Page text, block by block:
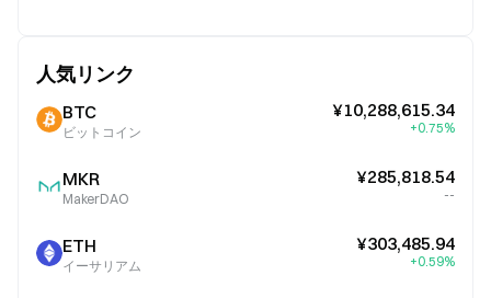
人気リンク
BTC
ビットコイン
¥10,288,615.34
+0.75%
MKR
MakerDAO
¥285,818.54
--
ETH
イーサリアム
¥303,485.94
+0.59%